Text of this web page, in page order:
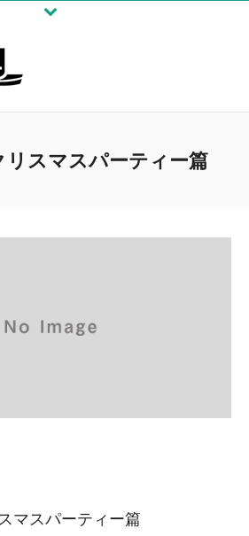
スマスパーティー篇
マスパーティー篇